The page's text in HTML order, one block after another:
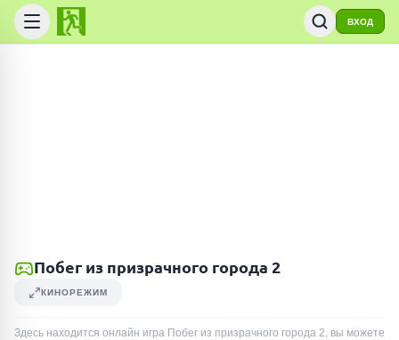
ВХОД
Побег из призрачного города 2
КИНОРЕЖИМ
Здесь находится онлайн игра Побег из призрачного города 2, вы можете